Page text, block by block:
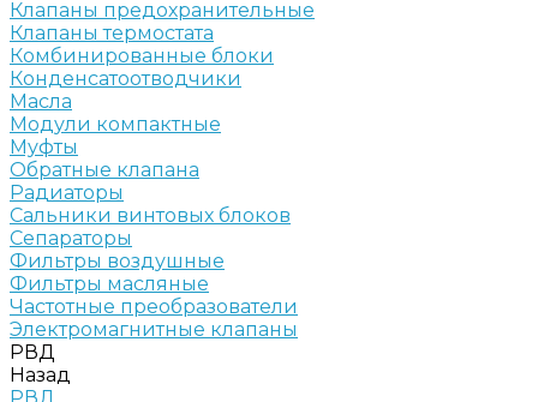
Клапаны предохранительные
Клапаны термостата
Комбинированные блоки
Конденсатоотводчики
Масла
Модули компактные
Муфты
Обратные клапана
Радиаторы
Сальники винтовых блоков
Сепараторы
Фильтры воздушные
Фильтры масляные
Частотные преобразователи
Электромагнитные клапаны
РВД
Назад